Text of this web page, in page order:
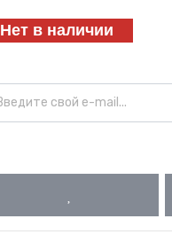
Нет в наличии